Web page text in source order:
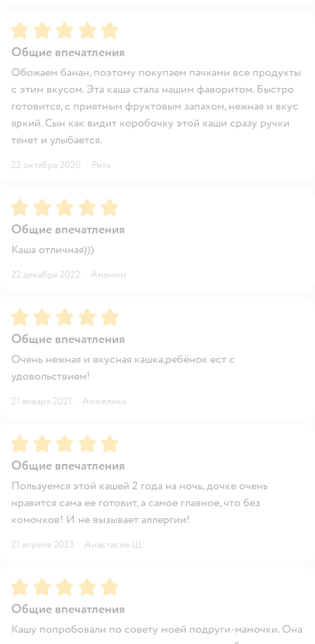
Рейтинг:5
Общие впечатления
Обожаем банан, поэтому покупаем пачками все продукты
с этим вкусом. Эта каша стала нашим фаворитом. Быстро
готовится, с приятным фруктовым запахом, нежная и вкус
яркий. Сын как видит коробочку этой каши сразу ручки
тянет и улыбается.
22 октября 2020 · Рита
Рейтинг:5
Общие впечатления
Каша отличная)))
22 декабря 2022 · Аноним
Рейтинг:5
Общие впечатления
Очень нежная и вкусная кашка,ребёнок ест с
удовольствием!
21 января 2021 · Анжелика
Рейтинг:5
Общие впечатления
Пользуемся этой кашей 2 года на ночь, дочке очень
нравится сама ее готовит, а самое главное, что без
комочков! И не вызывает аллергии!
21 апреля 2023 · Анастасия Щ.
Рейтинг:5
Общие впечатления
Кашу попробовали по совету моей подруги-мамочки. Она